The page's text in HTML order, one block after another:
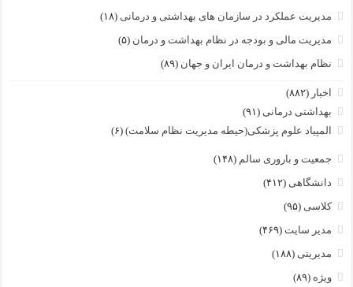
مدیریت عملکرد در سازمان های بهداشتی و درمانی (۱۸)
مدیریت مالی و بودجه در نظام بهداشت و درمان (۵)
نظام بهداشت و درمان ایران و جهان (۸۹)
اخبار (۸۸۲)
بهداشتی درمانی (۹۱)
المپیاد علوم پزشکی(حیطه مدیریت نظام سلامت) (۶)
جمعیت و باروری سالم (۱۴۸)
دانشگاهی (۴۱۲)
کلاسی (۹۵)
مدیر سایت (۴۶۹)
مدیریتی (۱۸۸)
ویژه (۸۹)